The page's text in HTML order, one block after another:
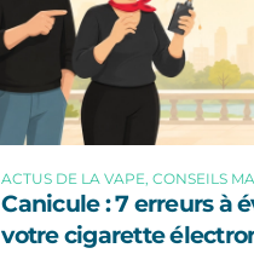
ACTUS DE LA VAPE, CONSEILS
Canicule : 7 erreurs à
votre cigarette